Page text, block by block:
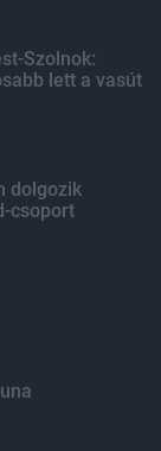
Szolnok:
lett a vasút
dolgozik
csoport